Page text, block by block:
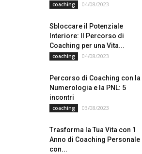
coaching 04/08/2023
Sbloccare il Potenziale
Interiore: Il Percorso di
Coaching per una Vita...
coaching 04/08/2023
Percorso di Coaching con la
Numerologia e la PNL: 5
incontri
coaching 03/08/2023
Trasforma la Tua Vita con 1
Anno di Coaching Personale
con...